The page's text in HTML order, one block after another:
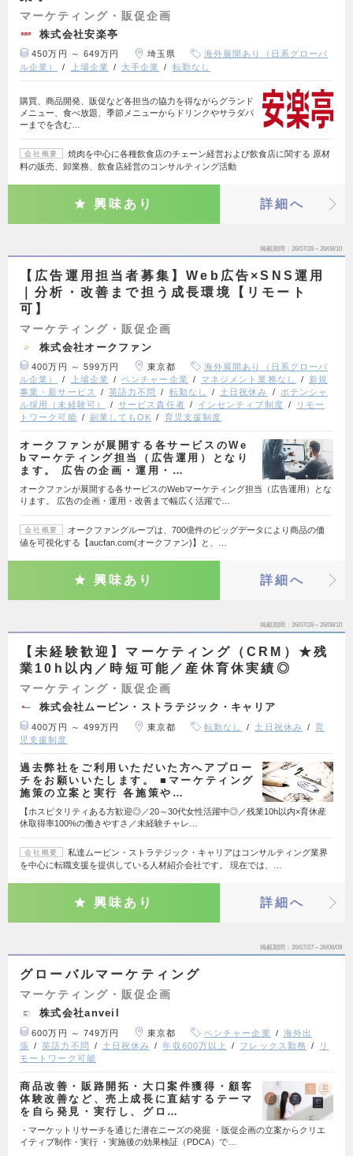
マーケティング・販促企画
株式会社安楽亭
450万円 ～ 649万円 埼玉県
海外展開あり（日系グローバ
ル企業）
上場企業 大手企業 転勤なし
購買、商品開発、販促など各担当の協力を得ながらグランド
メニュー、食べ放題、季節メニューからドリンクやサラダバ
ーまでを含む…
会社概要
焼肉を中心に各種飲食店のチェーン経営および飲食店に関する 原材
料の販売、卸業務、飲食店経営のコンサルティング活動
興味あり 詳細へ
掲載期間 26/07/28～26/08/10
【広告運用担当者募集】Web広告×SNS運用
｜分析・改善まで担う成長環境【リモート
可】
マーケティング・販促企画
株式会社オークファン
400万円 ～ 599万円 東京都
海外展開あり（日系グローバ
ル企業）
上場企業 ベンチャー企業 マネジメント業務なし
新規
事業・新サービス
英語力不問 転勤なし 土日祝休み
ポテンシャ
ル採用（未経験可）
サービス責任者 インセンティブ制度
リモー
トワーク可能
副業してもOK 育児支援制度
オークファンが展開する各サービスのWe
bマーケティング担当（広告運用）となり
ます。 広告の企画・運用・…
オークファンが展開する各サービスのWebマーケティング担当（広告運用）とな
ります。 広告の企画・運用・改善まで幅広く活躍で…
会社概要
オークファングループは、700億件のビッグデータにより商品の価
値を可視化する【aucfan.com(オークファン)】と、…
興味あり 詳細へ
掲載期間 26/07/28～26/08/10
【未経験歓迎】マーケティング（CRM）★残
業10h以内／時短可能／産休育休実績◎
マーケティング・販促企画
株式会社ムービン・ストラテジック・キャリア
400万円 ～ 499万円 東京都 転勤なし 土日祝休み
育
児支援制度
過去弊社をご利用いただいた方へアプロー
チをお願いいたします。 ■マーケティング
施策の立案と実行 各施策や…
【ホスピタリティある方歓迎◎／20～30代女性活躍中◎／残業10h以内×育休産
休取得率100%の働きやすさ／未経験チャレ…
会社概要
私達ムービン・ストラテジック・キャリアはコンサルティング業界
を中心に転職支援を提供している人材紹介会社です。 現在では、…
興味あり 詳細へ
掲載期間 26/07/27～26/08/09
グローバルマーケティング
マーケティング・販促企画
株式会社anveil
600万円 ～ 749万円 東京都 ベンチャー企業
海外出
張
英語力不問 土日祝休み 年収600万以上 フレックス勤務
リ
モートワーク可能
商品改善・販路開拓・大口案件獲得・顧客
体験改善など、売上成長に直結するテーマ
を自ら発見・実行し、グロ…
・マーケットリサーチを通じた潜在ニーズの発掘 ・販促企画の立案からクリエ
イティブ制作・実行 ・実施後の効果検証（PDCA）で…